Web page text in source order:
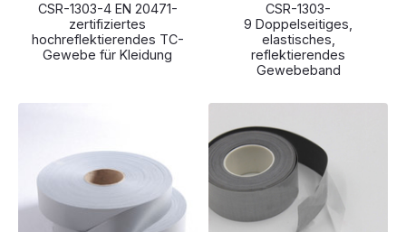
CSR-1303-4 EN 20471-
zertifiziertes
hochreflektierendes TC-
Gewebe für Kleidung
CSR-1303-
9 Doppelseitiges,
elastisches,
reflektierendes
Gewebeband